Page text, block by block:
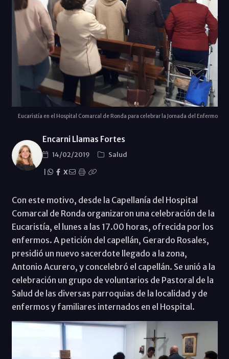
Eucaristía en el Hospital Comarcal de Ronda para celebrar la Jornada del Enfermo
Encarni Llamas Fortes
14/02/2019
Salud
X
Con este motivo, desde la Capellanía del Hospital
Comarcal de Ronda organizaron una celebración de la
Eucaristía, el lunes a las 17.00 horas, ofrecida por los
enfermos. A petición del capellán, Gerardo Rosales,
presidió un nuevo sacerdote llegado a la zona,
Antonio Acurero, y concelebró el capellán. Se unió a la
celebración un grupo de voluntarios de Pastoral de la
Salud de las diversas parroquias de la localidad y de
enfermos y familiares internados en el Hospital.